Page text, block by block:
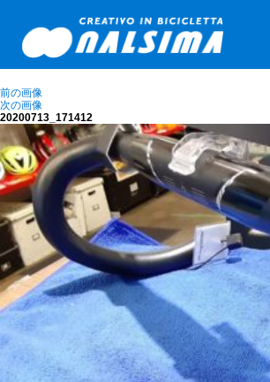
前の画像
次の画像
20200713_171412